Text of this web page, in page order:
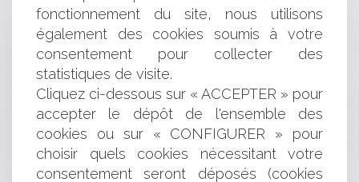
Scale-up : les secrets de leur réussite
La donation-partage, même faite par actes séparés,
suppose une répartition de biens effectuée par le
disposant
Procédure de surendettement : incompatibilité avec la
déchéance du terme du prêt
La personnalité morale d'une société dissoute subsiste
aussi longtemps que ses droits et obligations à caractère
social ne sont pas liquidés
L'intégration de nouvelles communes face à l’érosion
fonctionnement du site, nous utilisons
également des cookies soumis à votre
consentement pour collecter des
statistiques de visite.
Cliquez ci-dessous sur « ACCEPTER » pour
accepter le dépôt de l'ensemble des
cookies ou sur « CONFIGURER » pour
choisir quels cookies nécessitant votre
consentement seront déposés (cookies